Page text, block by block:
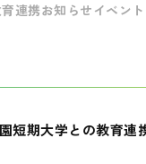
連携お知らせ イベント
短期大学との教育連